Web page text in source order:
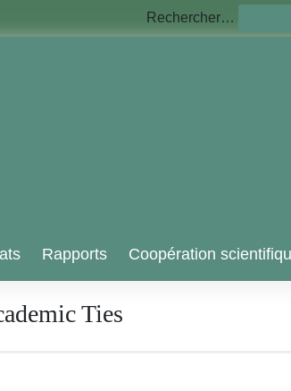
Rechercher…
Rapports Coopération
Ties